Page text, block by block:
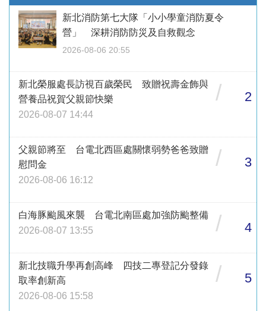
新北消防第七大隊「小小學童消防夏令
營」 深耕消防防災及自救觀念
2026-08-06 20:55
新北榮服處長訪視百歲榮民 致贈祝壽金飾與
營養品祝賀父親節快樂
2026-08-07 14:44
/ 2
父親節將至 台電北西區處關懷弱勢爸爸致贈
慰問金
2026-08-06 16:12
/ 3
白海豚颱風來襲 台電北南區處加強防颱整備
2026-08-07 13:55
/ 4
新北技職升學再創高峰 四技二專登記分發錄
取率創新高
2026-08-06 15:58
/ 5